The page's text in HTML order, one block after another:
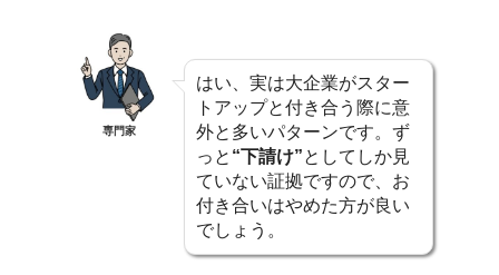
専門家
はい、実は大企業がスター
トアップと付き合う際に意
外と多いパターンです。ず
っと “下請け”としてしか見
ていない証拠ですので、お
付き合いはやめた方が良い
でしょう。